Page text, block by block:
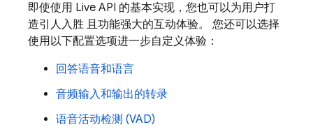
即使使用 Live API 的基本实现，您也可以为用户打
造引人入胜 且功能强大的互动体验。 您还可以选择
使用以下配置选项进一步自定义体验：
回答语音和语言
音频输入和输出的转录
语音活动检测 (VAD)